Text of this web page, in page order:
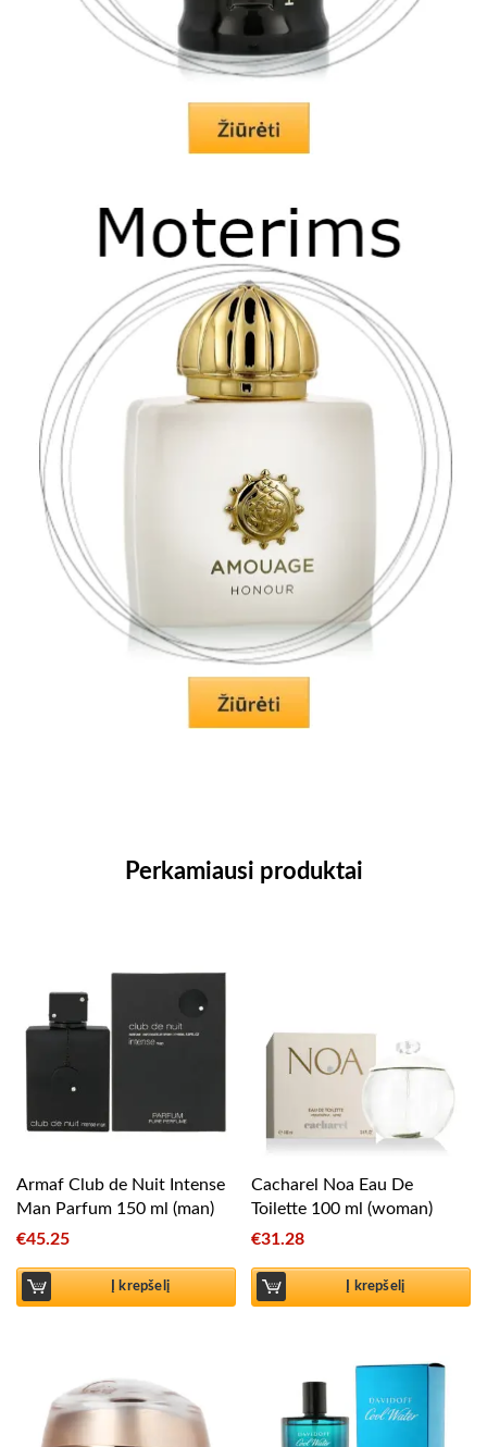
Perkamiausi produktai
Armaf Club de Nuit Intense
Man Parfum 150 ml (man)
€45.25
Į krepšelį
Cacharel Noa Eau De
Toilette 100 ml (woman)
€31.28
Į krepšelį